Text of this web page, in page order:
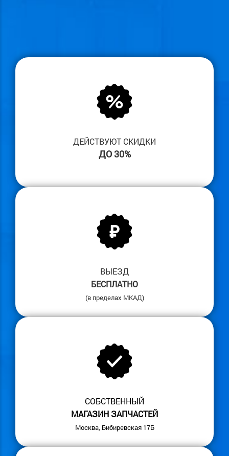
ДЕЙСТВУЮТ СКИДКИ
ДО 30%
ВЫЕЗД
БЕСПЛАТНО
(в пределах МКАД)
СОБСТВЕННЫЙ
МАГАЗИН ЗАПЧАСТЕЙ
Москва, Бибиревская 17Б